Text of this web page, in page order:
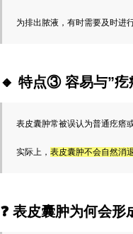
为排出脓液，有时需要及时进
🔸 特点③ 容易与”疙
表皮囊肿常被误认为普通疙瘩
实际上， 表皮囊肿不会自然消
❓ 表皮囊肿为何会形